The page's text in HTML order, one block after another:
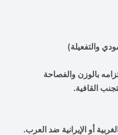
والتفعيلة)
بالوزن والفصاحة
القافية.
أو الإيرانية ضد العرب.